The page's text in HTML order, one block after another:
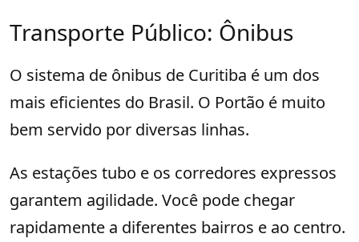
Transporte Público: Ônibus
O sistema de ônibus de Curitiba é um dos
mais eficientes do Brasil. O Portão é muito
bem servido por diversas linhas.
As estações tubo e os corredores expressos
garantem agilidade. Você pode chegar
rapidamente a diferentes bairros e ao centro.